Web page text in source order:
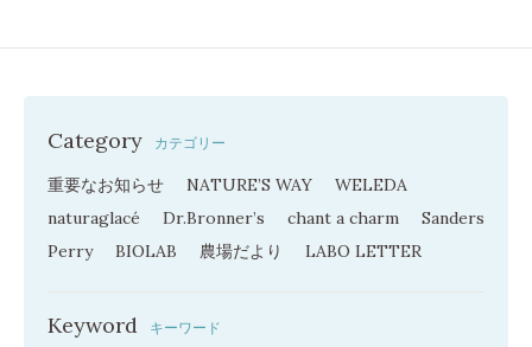
Category カテゴリー
重要なお知らせ NATURE’S WAY
WELEDA
naturaglacé
Dr.Bronner’s chant a charm
Sanders
Perry
BIOLAB 農場だより LABO LETTER
Keyword キーワード